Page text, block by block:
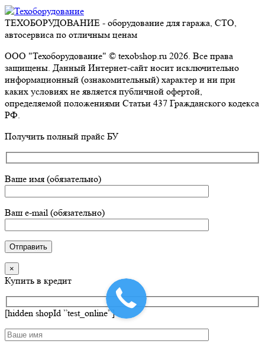
ТЕХОБОРУДОВАНИЕ - оборудование для гаража, СТО,
автосервиса по отличным ценам
ООО "Техоборудование" © texobshop.ru 2026. Все права
защищены. Данный Интернет-сайт носит исключительно
информационный (ознакомительный) характер и ни при
каких условиях не является публичной офертой,
определяемой положениями Статьи 437 Гражданского кодекса
РФ.
Go
Получить полный прайс БУ
Ваше имя (обязательно)
Ваш e-mail (обязательно)
×
Купить в кредит
[hidden shopId ”test_online”]